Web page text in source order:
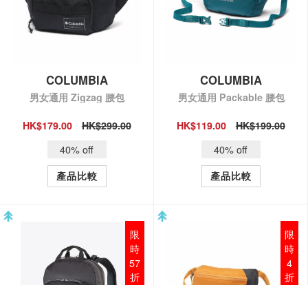
QUICK VIEW
COLUMBIA
男女通用 Zigzag 腰包
HK$179.00
HK$299.00
40% off
產品比較
QUICK VIEW
COLUMBIA
男女通用 Packable 腰包
HK$119.00
HK$199.00
40% off
產品比較
限
時
57
折
限
時
4
折